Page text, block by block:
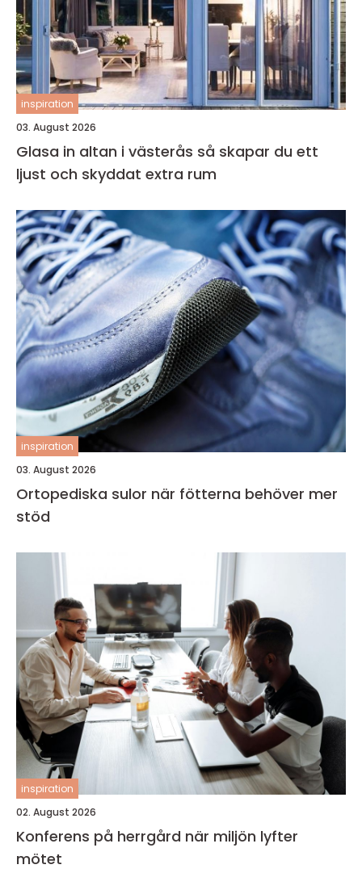
inspiration
03. August 2026
Glasa in altan i västerås så skapar du ett
ljust och skyddat extra rum
inspiration
03. August 2026
Ortopediska sulor när fötterna behöver mer
stöd
inspiration
02. August 2026
Konferens på herrgård när miljön lyfter
mötet